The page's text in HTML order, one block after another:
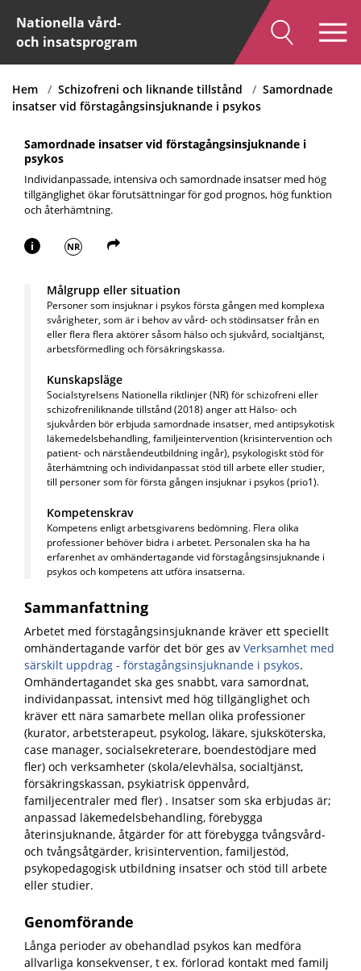
Nationella vård-
och insatsprogram
Hem Schizofreni och liknande tillstånd
Samordnade
insatser vid förstagångsinsjuknande i psykos
Samordnade insatser vid förstagångsinsjuknande i
psykos
Individanpassade, intensiva och samordnade insatser med hög
tillgänglighet ökar förutsättningar för god prognos, hög funktion
och återhämtning.
i NR
Målgrupp eller situation
Personer som insjuknar i psykos första gången med komplexa
svårigheter, som är i behov av vård- och stödinsatser från en
eller flera flera aktörer såsom hälso och sjukvård, socialtjänst,
arbetsförmedling och försäkringskassa.
Kunskapsläge
Socialstyrelsens Nationella riktlinjer (NR) för schizofreni eller
schizofreniliknande tillstånd (2018) anger att Hälso- och
sjukvården bör erbjuda samordnade insatser, med antipsykotisk
läkemedelsbehandling, familjeintervention (krisintervention och
patient- och närståendeutbildning ingår), psykologiskt stöd för
återhämtning och individanpassat stöd till arbete eller studier,
till personer som för första gången insjuknar i psykos (prio1).
Kompetenskrav
Kompetens enligt arbetsgivarens bedömning. Flera olika
professioner behöver bidra i arbetet. Personalen ska ha ha
erfarenhet av omhändertagande vid förstagångsinsjuknande i
psykos och kompetens att utföra insatserna.
Sammanfattning
Arbetet med förstagångsinsjuknande kräver ett speciellt
omhändertagande varför det bör ges av Verksamhet med
särskilt uppdrag - förstagångsinsjuknande i psykos.
Omhändertagandet ska ges snabbt, vara samordnat,
individanpassat, intensivt med hög tillgänglighet och
kräver ett nära samarbete mellan olika professioner
(kurator, arbetsterapeut, psykolog, läkare, sjuksköterska,
case manager, socialsekreterare, boendestödjare med
fler) och verksamheter (skola/elevhälsa, socialtjänst,
försäkringskassan, psykiatrisk öppenvård,
familjecentraler med fler) . Insatser som ska erbjudas är;
anpassad läkemedelsbehandling, förebygga
återinsjuknande, åtgärder för att förebygga tvångsvård-
och tvångsåtgärder, krisintervention, familjestöd,
psykopedagogisk utbildning insatser och stöd till arbete
eller studier.
Genomförande
Långa perioder av obehandlad psykos kan medföra
allvarliga konsekvenser, t ex. förlorad kontakt med familj